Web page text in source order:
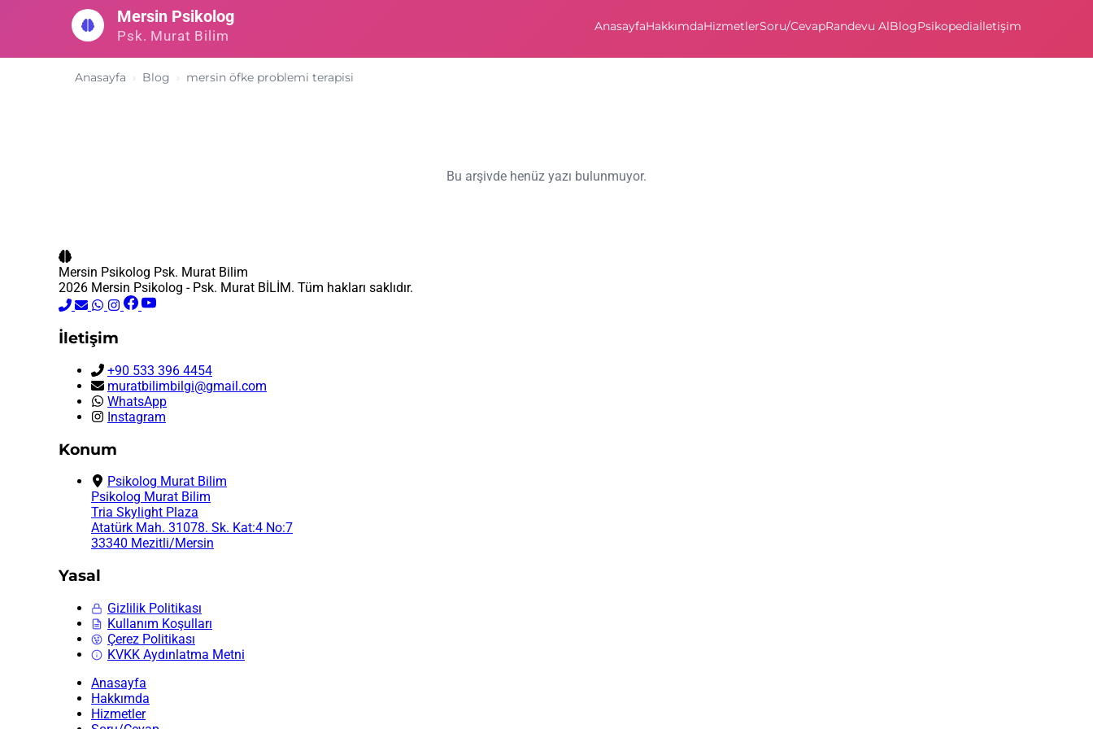
Mersin Psikolog
Psk. Murat Bilim
AnasayfaHakkımdaHizmetlerSoru/CevapRandevu AlBlogPsikopediaİletişim
Anasayfa Blog mersin öfke problemi terapisi
Bu arşivde henüz yazı bulunmuyor.
Mersin Psikolog Psk. Murat Bilim
2026 Mersin Psikolog - Psk. Murat BİLİM. Tüm hakları saklıdır.
İletişim
+90 533 396 4454
muratbilimbilgi@gmail.com
WhatsApp
Instagram
Konum
Psikolog Murat Bilim
Psikolog Murat Bilim
Tria Skylight Plaza
Atatürk Mah. 31078. Sk. Kat:4 No:7
33340 Mezitli/Mersin
Yasal
Gizlilik Politikası
Kullanım Koşulları
Çerez Politikası
KVKK Aydınlatma Metni
Anasayfa
Hakkımda
Hizmetler